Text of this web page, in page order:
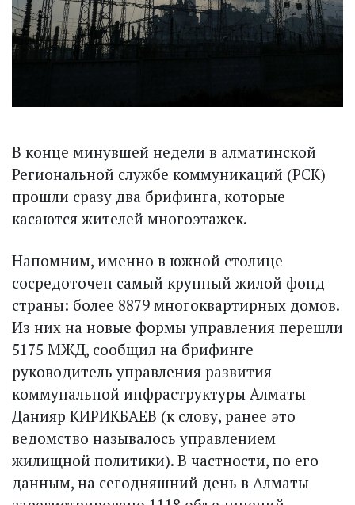
В конце минувшей недели в алматинской
Региональной службе коммуникаций (РСК)
прошли сразу два брифинга, которые
касаются жителей много­этажек.
Напомним, именно в южной столице
сосредоточен самый крупный жилой фонд
страны: более 8879 многоквартирных домов.
Из них на новые формы управления перешли
5175 МЖД, сообщил на брифинге
руководитель управления развития
коммунальной инфраструктуры Алматы
Данияр КИРИКБАЕВ (к слову, ранее это
ведомство называлось управлением
жилищной политики). В частности, по его
данным, на сегодняшний день в Алматы